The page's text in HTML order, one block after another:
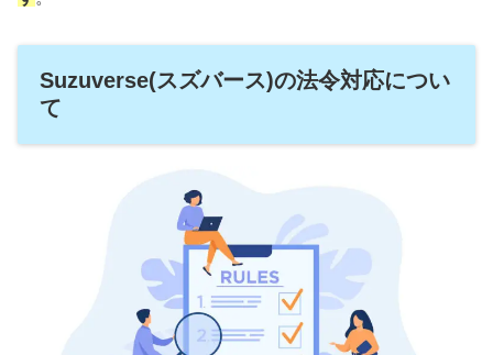
Suzuverse(スズバース)の法令対応につい
て